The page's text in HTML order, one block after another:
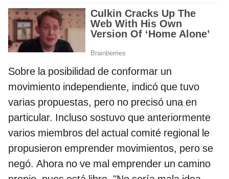
Sobre la posibilidad de conformar un
movimiento independiente, indicó que tuvo
varias propuestas, pero no precisó una en
particular. Incluso sostuvo que anteriormente
varios miembros del actual comité regional le
propusieron emprender movimientos, pero se
negó. Ahora no ve mal emprender un camino